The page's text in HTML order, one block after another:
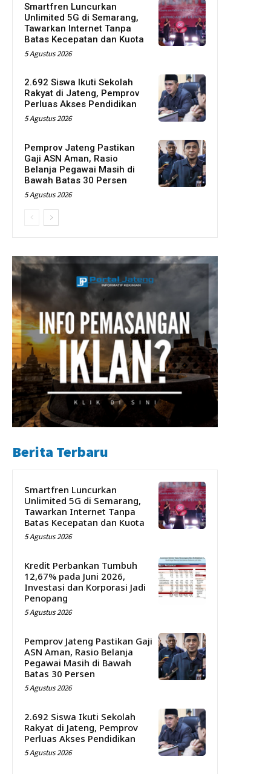
Smartfren Luncurkan
Unlimited 5G di Semarang,
Tawarkan Internet Tanpa
Batas Kecepatan dan Kuota
5 Agustus 2026
2.692 Siswa Ikuti Sekolah
Rakyat di Jateng, Pemprov
Perluas Akses Pendidikan
5 Agustus 2026
Pemprov Jateng Pastikan
Gaji ASN Aman, Rasio
Belanja Pegawai Masih di
Bawah Batas 30 Persen
5 Agustus 2026
Berita Terbaru
Smartfren Luncurkan
Unlimited 5G di Semarang,
Tawarkan Internet Tanpa
Batas Kecepatan dan Kuota
5 Agustus 2026
Kredit Perbankan Tumbuh
12,67% pada Juni 2026,
Investasi dan Korporasi Jadi
Penopang
5 Agustus 2026
Pemprov Jateng Pastikan Gaji
ASN Aman, Rasio Belanja
Pegawai Masih di Bawah
Batas 30 Persen
5 Agustus 2026
2.692 Siswa Ikuti Sekolah
Rakyat di Jateng, Pemprov
Perluas Akses Pendidikan
5 Agustus 2026